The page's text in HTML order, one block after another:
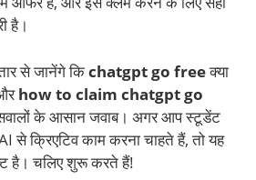
है।
से जानेंगे किchatgpt go freeक्या
how to claim chatgpt go
के आसान जवाब। अगर आप स्टूडेंट
से क्रिएटिव काम करना चाहते हैं, तो यह
है। चलिए शुरू करते हैं!